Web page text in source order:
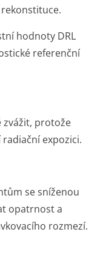
hodnoty DRL
referenční
zvážit, protože
expozici.
se sníženou
opatrnost a
rozmezí.